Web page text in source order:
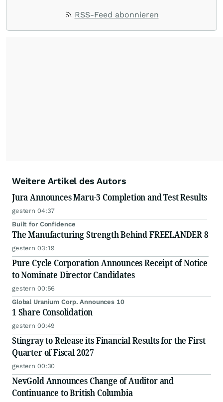
RSS-Feed abonnieren
Weitere Artikel des Autors
Jura Announces Maru-3 Completion and Test Results
gestern 04:37
Built for Confidence
The Manufacturing Strength Behind FREELANDER 8
gestern 03:19
Pure Cycle Corporation Announces Receipt of Notice
to Nominate Director Candidates
gestern 00:56
Global Uranium Corp. Announces 10
1 Share Consolidation
gestern 00:49
Stingray to Release its Financial Results for the First
Quarter of Fiscal 2027
gestern 00:30
NevGold Announces Change of Auditor and
Continuance to British Columbia